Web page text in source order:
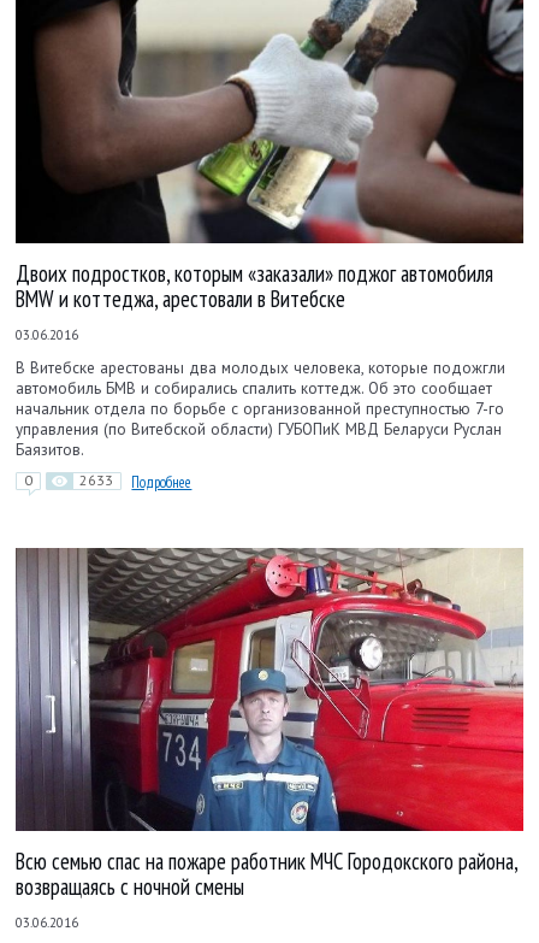
Двоих подростков, которым «заказали» поджог автомобиля
BMW и коттеджа, арестовали в Витебске
03.06.2016
В Витебске арестованы два молодых человека, которые подожгли
автомобиль БМВ и собирались спалить коттедж. Об это сообщает
начальник отдела по борьбе с организованной преступностью 7-го
управления (по Витебской области) ГУБОПиК МВД Беларуси Руслан
Баязитов.
0 2633 Подробнее
Всю семью спас на пожаре работник МЧС Городокского района,
возвращаясь с ночной смены
03.06.2016